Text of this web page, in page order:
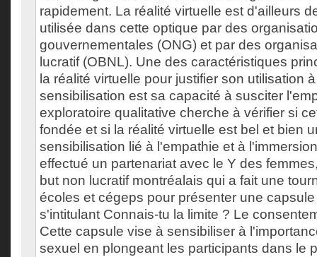
rapidement. La réalité virtuelle est d'ailleurs
utilisée dans cette optique par des
gouvernementales (ONG) et par des
lucratif (OBNL). Une des caractéristiques
la réalité virtuelle pour justifier son utilisation
sensibilisation est sa capacité à susciter
exploratoire qualitative cherche à vérifier si
fondée et si la réalité virtuelle est bel et bien
sensibilisation lié à l'empathie et à
effectué un partenariat avec le Y des
but non lucratif montréalais qui a fait une
écoles et cégeps pour présenter une
s'intitulant Connais-tu la limite ? Le
Cette capsule vise à sensibiliser à
sexuel en plongeant les participants dans le